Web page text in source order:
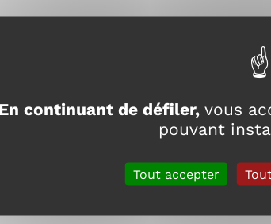
En continuant de défiler, vous
pouvant
Tout accepter
(*) sont obligatoires
par courriel